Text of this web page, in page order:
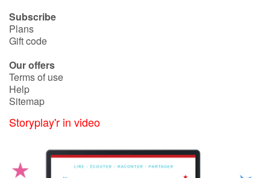
Subscribe
Plans
Gift code
Our offers
Terms of use
Help
Sitemap
Storyplay'r in video